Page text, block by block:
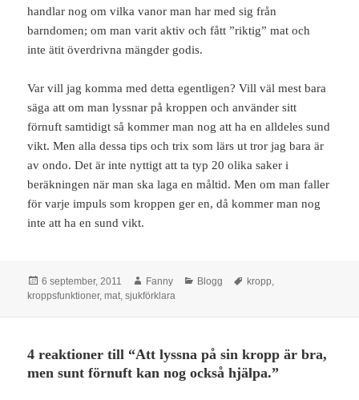
handlar nog om vilka vanor man har med sig från
barndomen; om man varit aktiv och fått ”riktig” mat och
inte ätit överdrivna mängder godis.
Var vill jag komma med detta egentligen? Vill väl mest bara
säga att om man lyssnar på kroppen och använder sitt
förnuft samtidigt så kommer man nog att ha en alldeles sund
vikt. Men alla dessa tips och trix som lärs ut tror jag bara är
av ondo. Det är inte nyttigt att ta typ 20 olika saker i
beräkningen när man ska laga en måltid. Men om man faller
för varje impuls som kroppen ger en, då kommer man nog
inte att ha en sund vikt.
Postat
6 september, 2011 Författare
Fanny Kategorier
Blogg Taggar
kropp,
kroppsfunktioner,mat,sjukförklara
4 reaktioner till “Att lyssna på sin kropp är bra,
men sunt förnuft kan nog också hjälpa.”